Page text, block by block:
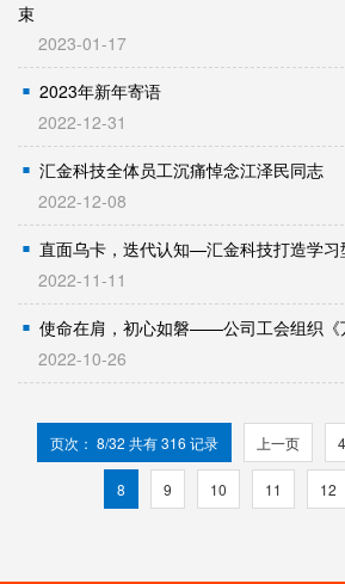
束
2023-01-17
2023年新年寄语
2022-12-31
汇金科技全体员工沉痛悼念江泽民同志
2022-12-08
直面乌卡，迭代认知—汇金科技打造学习
2022-11-11
使命在肩，初心如磐——公司工会组织《
2022-10-26
页次： 8/32 共有 316 记录 上一页 4
8 9 10 11 12